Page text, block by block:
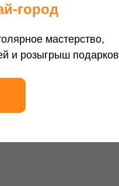
город
мастерство,
и розыгрыш подарков